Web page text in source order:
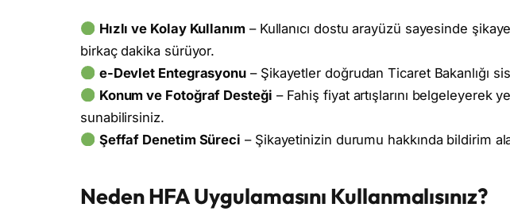
Hızlı ve Kolay Kullanım– Kullanıcı dostu arayüzü sayesinde
birkaç dakika sürüyor.
e-Devlet Entegrasyonu – Şikayetler doğrudan Ticaret Bakanlığı
Konum ve Fotoğraf Desteği – Fahiş fiyat artışlarını belgeleyerek
sunabilirsiniz.
Şeffaf Denetim Süreci – Şikayetinizin durumu hakkında bildirim
Neden HFA Uygulamasını Kullanmalısınız?